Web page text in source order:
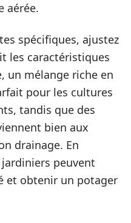
aérée.
spécifiques, ajustez
les caractéristiques
un mélange riche en
pour les cultures
tandis que des
bien aux
drainage. En
peuvent
et obtenir un potager